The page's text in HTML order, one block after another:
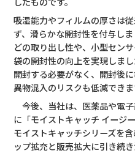
吸湿能力やフィルムの厚さは
ず、滑らかな開封性を付与しま
どの取り出し性や、小型セン
袋の開封性の向上を実現しま
開封する必要がなく、開封後
異物混入のリスクも低減できま
今後、当社は、医薬品や電
に「モイストキャッチ イージ
モイストキャッチシリーズを
ップ拡充と販売拡大に引き続